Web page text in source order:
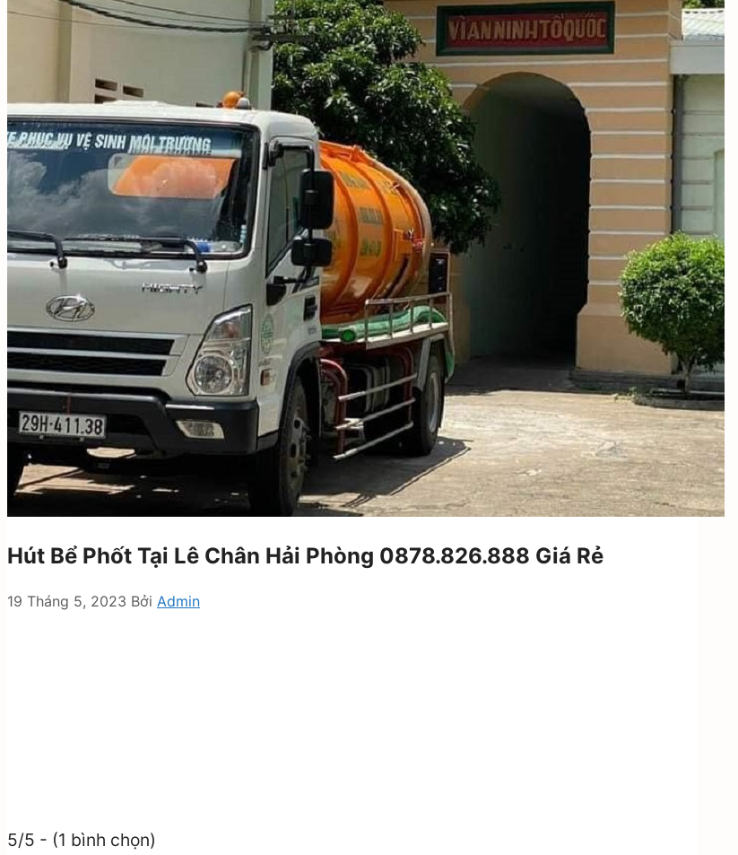
Hút Bể Phốt Tại Lê Chân Hải Phòng 0878.826.888 Giá Rẻ
19 Tháng 5, 2023 Bởi Admin
5/5 - (1 bình chọn)